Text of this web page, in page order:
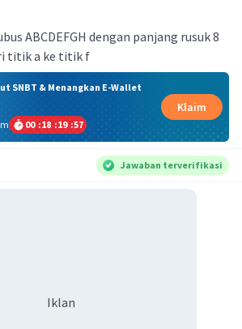
ABCDEFGH dengan panjang rusuk 8
titik a ke titik f
SNBT & Menangkan E-Wallet
00 :18 :19 :56
Klaim
Jawaban terverifikasi
Iklan